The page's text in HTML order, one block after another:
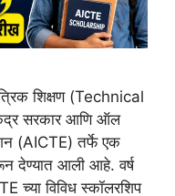
शिक्षण (Technical
केंद्र सरकार आणि ऑल
(AICTE) तर्फे एक
देण्यात आली आहे. वर्ष
च्या विविध स्कॉलरशिप